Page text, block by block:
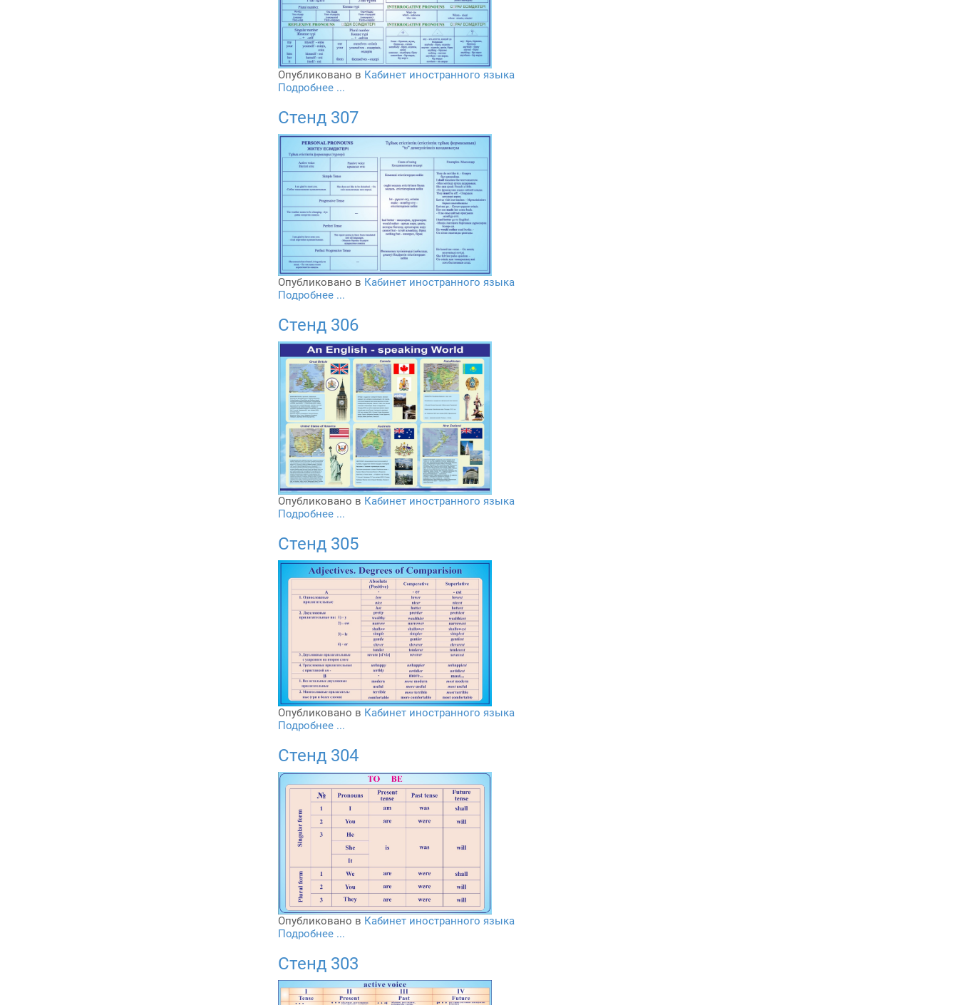
Опубликовано в Кабинет иностранного языка
Подробнее ...
Стенд 307
Опубликовано в Кабинет иностранного языка
Подробнее ...
Стенд 306
Опубликовано в Кабинет иностранного языка
Подробнее ...
Стенд 305
Опубликовано в Кабинет иностранного языка
Подробнее ...
Стенд 304
Опубликовано в Кабинет иностранного языка
Подробнее ...
Стенд 303